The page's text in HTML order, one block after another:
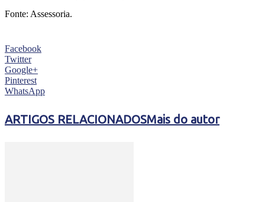
Fonte: Assessoria.
Facebook
Twitter
Google+
Pinterest
WhatsApp
ARTIGOS RELACIONADOSMais do autor